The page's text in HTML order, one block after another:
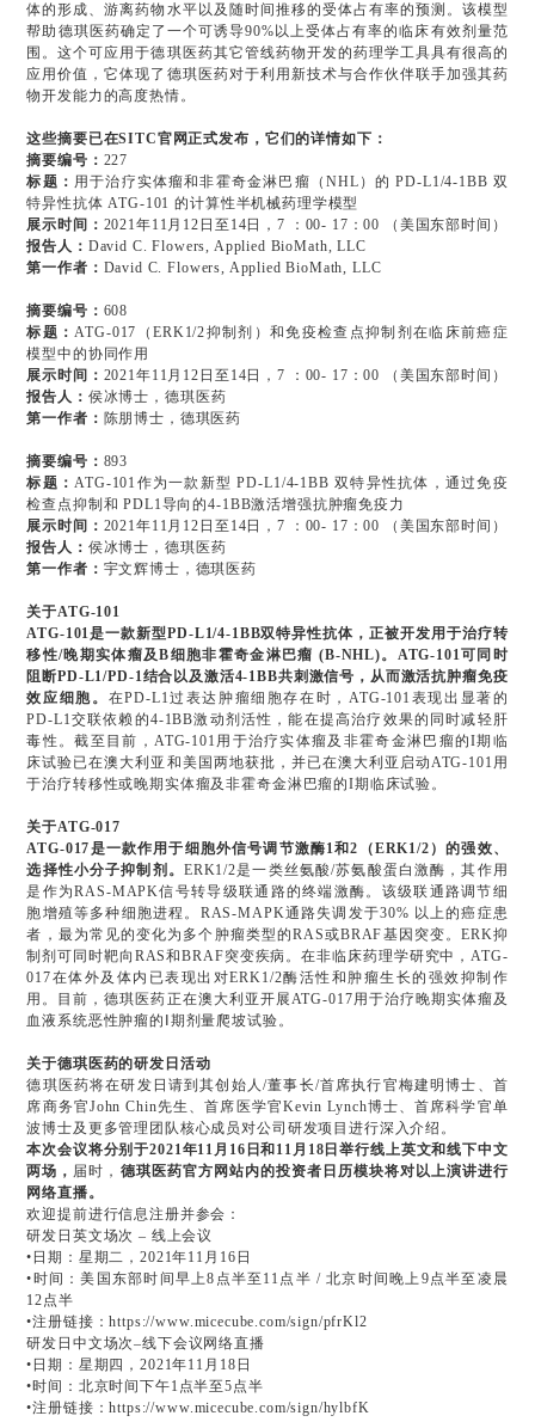
体的形成、游离药物水平以及随时间推移的受体占有率的预测。该模型
帮助德琪医药确定了一个可诱导90%以上受体占有率的临床有效剂量范
围。这个可应用于德琪医药其它管线药物开发的药理学工具具有很高的
应用价值，它体现了德琪医药对于利用新技术与合作伙伴联手加强其药
物开发能力的高度热情。
这些摘要已在SITC官网正式发布，它们的详情如下：
摘要编号： 227
标题： 用于治疗实体瘤和非霍奇金淋巴瘤（NHL）的 PD-L1/4-1BB 双
特异性抗体 ATG-101 的计算性半机械药理学模型
展示时间： 2021年11月12日至14日，7 ：00- 17：00 （美国东部时间）
报告人： David C. Flowers, Applied BioMath, LLC
第一作者： David C. Flowers, Applied BioMath, LLC
摘要编号： 608
标题：ATG-017（ERK1/2抑制剂）和免疫检查点抑制剂在临床前癌症
模型中的协同作用
展示时间： 2021年11月12日至14日，7 ：00- 17：00 （美国东部时间）
报告人： 侯冰博士，德琪医药
第一作者： 陈朋博士，德琪医药
摘要编号： 893
标题：ATG-101作为一款新型 PD-L1/4-1BB 双特异性抗体，通过免疫
检查点抑制和 PDL1导向的4-1BB激活增强抗肿瘤免疫力
展示时间： 2021年11月12日至14日，7 ：00- 17：00 （美国东部时间）
报告人： 侯冰博士，德琪医药
第一作者： 宇文辉博士，德琪医药
关于ATG-101
ATG-101是一款新型PD-L1/4-1BB双特异性抗体，正被开发用于治疗转
移性/晚期实体瘤及B细胞非霍奇金淋巴瘤 (B-NHL)。ATG-101可同时
阻断PD-L1/PD-1结合以及激活4-1BB共刺激信号，从而激活抗肿瘤免疫
效应细胞。 在PD-L1过表达肿瘤细胞存在时，ATG-101表现出显著的
PD-L1交联依赖的4-1BB激动剂活性，能在提高治疗效果的同时减轻肝
毒性。截至目前，ATG-101用于治疗实体瘤及非霍奇金淋巴瘤的I期临
床试验已在澳大利亚和美国两地获批，并已在澳大利亚启动ATG-101用
于治疗转移性或晚期实体瘤及非霍奇金淋巴瘤的I期临床试验。
关于ATG-017
ATG-017是一款作用于细胞外信号调节激酶1和2（ERK1/2）的强效、
选择性小分子抑制剂。 ERK1/2是一类丝氨酸/苏氨酸蛋白激酶，其作用
是作为RAS-MAPK信号转导级联通路的终端激酶。该级联通路调节细
胞增殖等多种细胞进程。RAS-MAPK通路失调发于30% 以上的癌症患
者，最为常见的变化为多个肿瘤类型的RAS或BRAF基因突变。ERK抑
制剂可同时靶向RAS和BRAF突变疾病。在非临床药理学研究中，ATG-
017在体外及体内已表现出对ERK1/2酶活性和肿瘤生长的强效抑制作
用。目前，德琪医药正在澳大利亚开展ATG-017用于治疗晚期实体瘤及
血液系统恶性肿瘤的Ⅰ期剂量爬坡试验。
关于德琪医药的研发日活动
德琪医药将在研发日请到其创始人/董事长/首席执行官梅建明博士、首
席商务官John Chin先生、首席医学官Kevin Lynch博士、首席科学官单
波博士及更多管理团队核心成员对公司研发项目进行深入介绍。
本次会议将分别于2021年11月16日和11月18日举行线上英文和线下中文
两场， 届时， 德琪医药官方网站内的投资者日历模块将对以上演讲进行
网络直播。
欢迎提前进行信息注册并参会：
研发日英文场次 – 线上会议
• 日期：星期二，2021年11月16日
• 时间：美国东部时间早上8点半至11点半 / 北京时间晚上9点半至凌晨
12点半
•注册链接：https://www.micecube.com/sign/pfrKl2
研发日中文场次–线下会议网络直播
• 日期：星期四，2021年11月18日
•时间：北京时间下午1点半至5点半
•注册链接：https://www.micecube.com/sign/hylbfK